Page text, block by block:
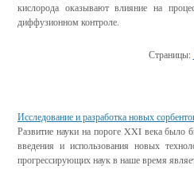
кислорода оказывают влияние на
диффузионном контроле.
Страницы:
Исследование и разработка новых
Развитие науки на пороге XXI века было
введения и использования новых
прогрессирующих наук в наше время